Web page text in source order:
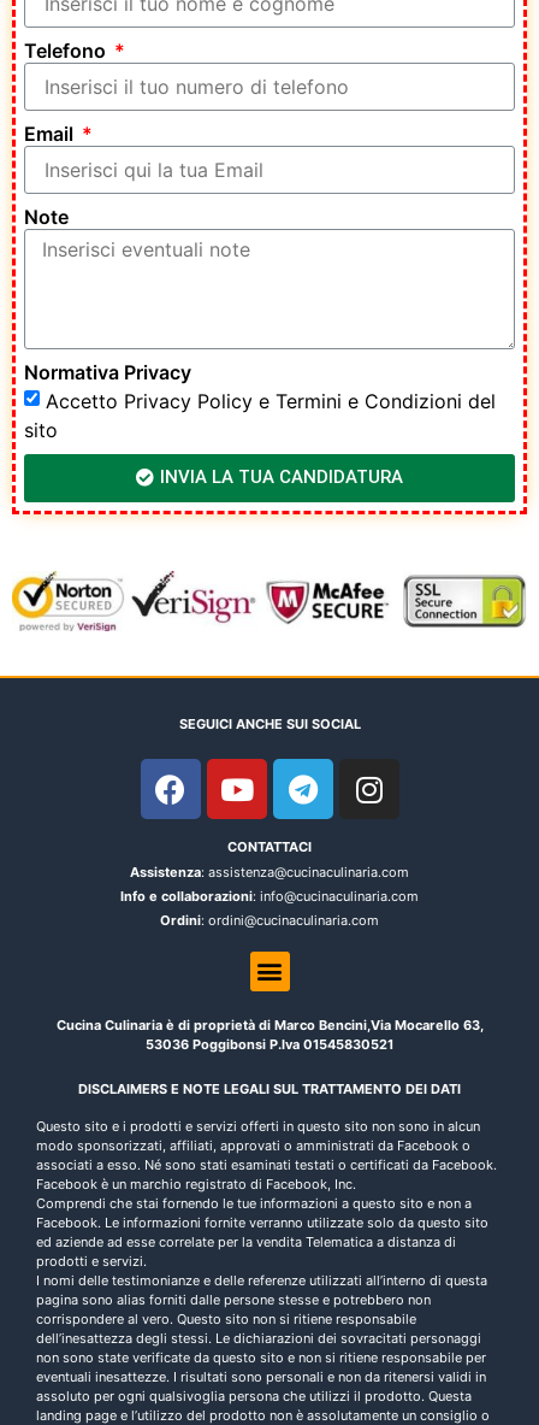
Telefono
Email
Note
Normativa Privacy
Accetto Privacy Policy e Termini e Condizioni del
sito
INVIA LA TUA CANDIDATURA
SEGUICI ANCHE SUI SOCIAL
CONTATTACI
Assistenza: assistenza@cucinaculinaria.com
Info e collaborazioni: info@cucinaculinaria.com
Ordini: ordini@cucinaculinaria.com
Cucina Culinaria è di proprietà di Marco Bencini,Via Mocarello 63,
53036 Poggibonsi P.Iva 01545830521
DISCLAIMERS E NOTE LEGALI SUL TRATTAMENTO DEI DATI
Questo sito e i prodotti e servizi offerti in questo sito non sono in alcun
modo sponsorizzati, affiliati, approvati o amministrati da Facebook o
associati a esso. Né sono stati esaminati testati o certificati da Facebook.
Facebook è un marchio registrato di Facebook, Inc.
Comprendi che stai fornendo le tue informazioni a questo sito e non a
Facebook. Le informazioni fornite verranno utilizzate solo da questo sito
ed aziende ad esse correlate per la vendita Telematica a distanza di
prodotti e servizi.
I nomi delle testimonianze e delle referenze utilizzati all’interno di questa
pagina sono alias forniti dalle persone stesse e potrebbero non
corrispondere al vero. Questo sito non si ritiene responsabile
dell’inesattezza degli stessi. Le dichiarazioni dei sovracitati personaggi
non sono state verificate da questo sito e non si ritiene responsabile per
eventuali inesattezze. I risultati sono personali e non da ritenersi validi in
assoluto per ogni qualsivoglia persona che utilizzi il prodotto. Questa
landing page e l’utilizzo del prodotto non è assolutamente un consiglio o